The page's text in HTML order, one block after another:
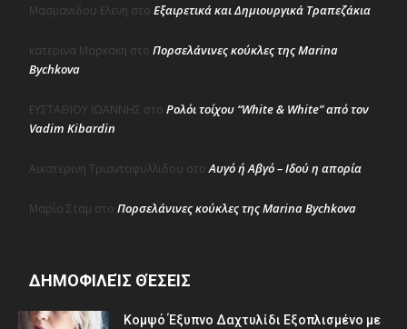
Μασμανιδου Ελενη στο Εξαιρετικά και Δημιουργικά Τραπεζάκια
κατερινα Μαρκακη στο Πορσελάνινες κούκλες της Marina
Bychkova
ΕΥΣΤΑΘΙΟΥ ΙΩΑΝΝΗΣ στο Ρολόι τοίχου “White & White” από τον
Vadim Kibardin
Αικατερινη Τριανταφυλλιδου στοΑυγό ή Αβγό – Ιδού η απορία
Μαρία Σταμ στο Πορσελάνινες κούκλες της Marina Bychkova
ΔΗΜΟΦΙΛΕΊΣ ΘΈΣΕΙΣ
Κομψό Έξυπνο Δαχτυλίδι Εξοπλισμένο με